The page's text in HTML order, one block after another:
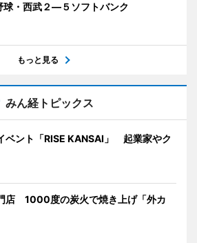
球・西武２―５ソフトバンク
もっと見る
みん経トピックス
ベント「RISE KANSAI」 起業家やク
店 1000度の炭火で焼き上げ「外カ